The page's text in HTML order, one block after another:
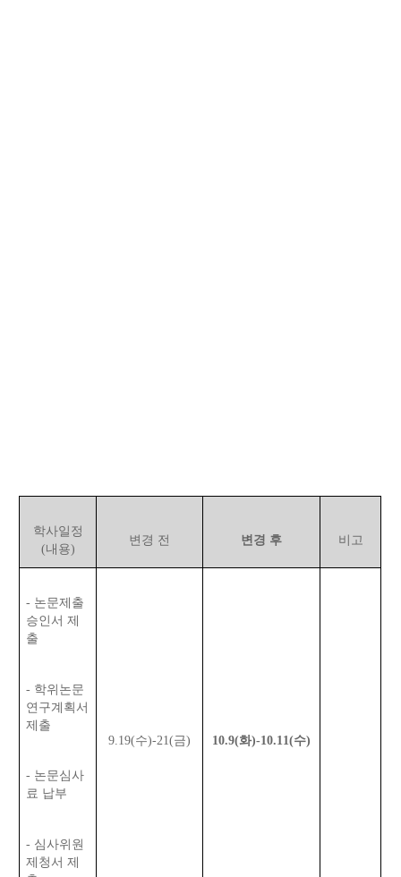
학사일정
(내용)
변경 전 변경 후 비고
- 논문제출
승인서 제
출
- 학위논문
연구계획서
제출
- 논문심사
료 납부
- 심사위원
제청서 제
9.19(수)-21(금) 10.9(화)-10.11(수)